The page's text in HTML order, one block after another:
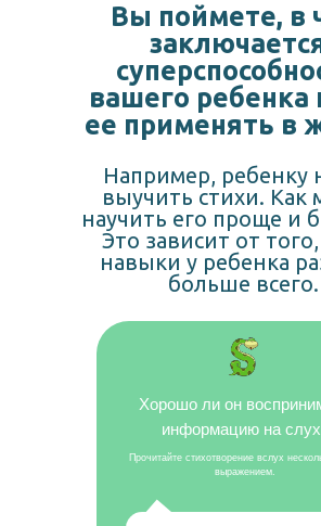
Вы поймете, в
вашего ребенка
ее применять в
Например, ребенку
выучить стихи. Как
научить его проще и
Это зависит от
навыки у ребенка
больше всего.
Хорошо ли он
информацию на
Прочитайте стихотворение вслух
выражением.